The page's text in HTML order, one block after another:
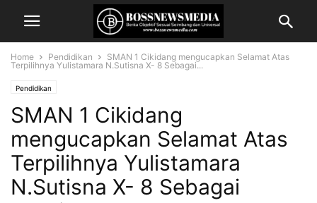
Home Pendidikan
SMAN 1 Cikidang mengucapkan Selamat Atas
Terpilihnya Yulistamara N.Sutisna X- 8 Sebagai...
Pendidikan
SMAN 1 Cikidang
mengucapkan Selamat Atas
Terpilihnya Yulistamara
N.Sutisna X- 8 Sebagai